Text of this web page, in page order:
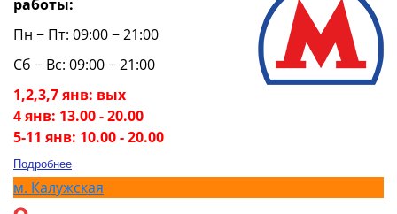
работы:
Пн − Пт: 09:00 − 21:00
Сб − Вс: 09:00 − 21:00
1,2,3,7 янв: вых
4 янв: 13.00 - 20.00
5-11 янв: 10.00 - 20.00
Подробнее
м. Калужская